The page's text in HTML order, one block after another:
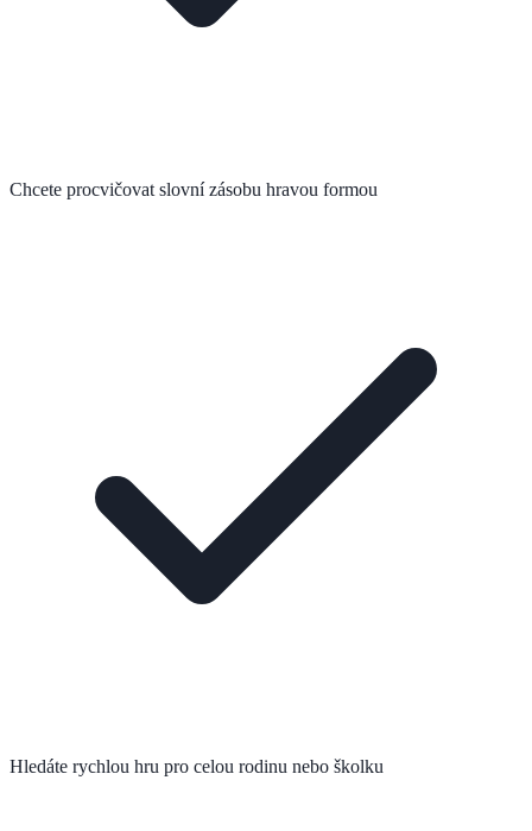
Chcete procvičovat slovní zásobu hravou formou
Hledáte rychlou hru pro celou rodinu nebo školku